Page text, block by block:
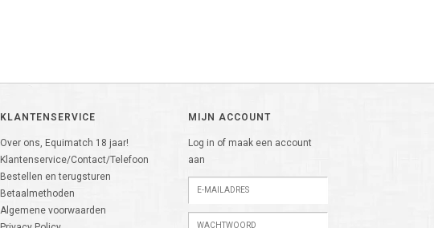
KLANTENSERVICE
Over ons, Equimatch 18 jaar!
Klantenservice/Contact/Telefoon
Bestellen en terugsturen
Betaalmethoden
Algemene voorwaarden
MIJN ACCOUNT
Log in of maak een account
aan